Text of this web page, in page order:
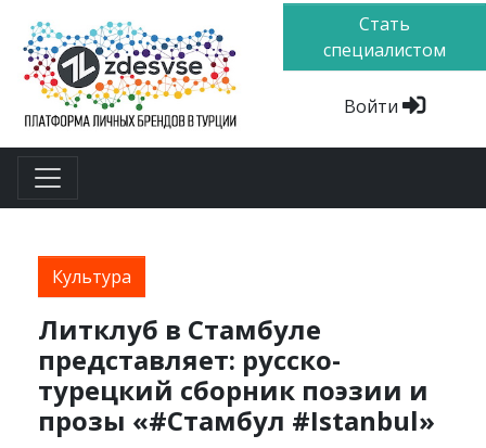
Стать
специалистом
Войти
Культура
Литклуб в Стамбуле
представляет: русско-
турецкий сборник поэзии и
прозы «#Стамбул #Istanbul»